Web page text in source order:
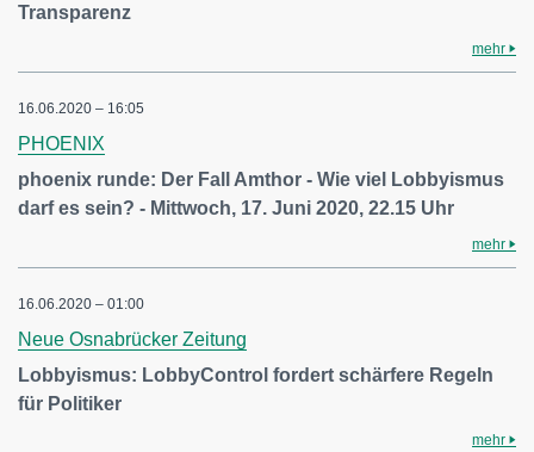
Transparenz
mehr
16.06.2020 – 16:05
PHOENIX
phoenix runde: Der Fall Amthor - Wie viel Lobbyismus
darf es sein? - Mittwoch, 17. Juni 2020, 22.15 Uhr
mehr
16.06.2020 – 01:00
Neue Osnabrücker Zeitung
Lobbyismus: LobbyControl fordert schärfere Regeln
für Politiker
mehr